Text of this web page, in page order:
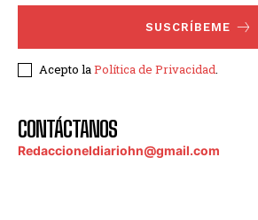
SUSCRÍBEME
Acepto laPolítica de Privacidad.
CONTÁCTANOS
Redaccioneldiariohn@gmail.com